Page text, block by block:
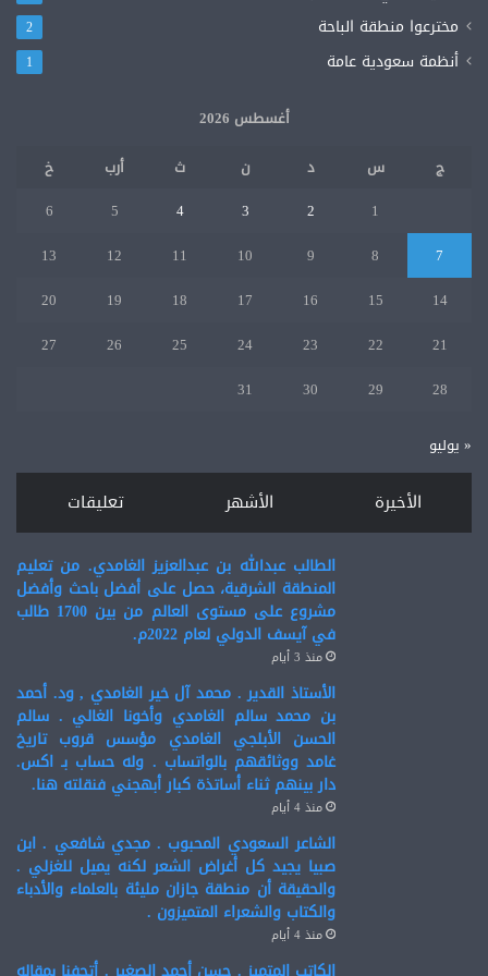
مخترعوا منطقة الباحة 2
أنظمة سعودية عامة 1
أغسطس 2026
ج
س د ن ث أرب
خ
1
2
3
4
5
6
7
8
9
10
11
12
13
14
15
16
17
18
19
20
21
22
23
24
25
26
27
28
29
30
31
« يوليو
الأخيرة الأشهر تعليقات
الطالب عبدالله بن عبدالعزيز الغامدي. من تعليم
المنطقة الشرقية، حصل على أفضل باحث وأفضل
مشروع على مستوى العالم من بين 1700 طالب
في آيسف الدولي لعام 2022م.
منذ 3 أيام
الأستاذ القدير . محمد آل خير الغامدي , ود. أحمد
بن محمد سالم الغامدي وأخونا الغالي . سالم
الحسن الأبلجي الغامدي مؤسس قروب تاريخ
غامد ووثائقهم بالواتساب . وله حساب بـ اكس.
دار بينهم ثناء أساتذة كبار أبهجني فنقلته هنا.
منذ 4 أيام
الشاعر السعودي المحبوب . مجدي شافعي . ابن
صبيا يجيد كل أغراض الشعر لكنه يميل للغزلي .
والحقيقة أن منطقة جازان مليئة بالعلماء والأدباء
والكتاب والشعراء المتميزون .
منذ 4 أيام